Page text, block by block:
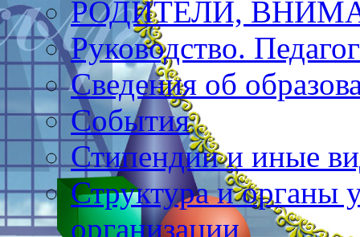
РОДИТЕЛИ,
Руководство.
Сведения об
События
Стипендии и иные
Структура и органы
организации